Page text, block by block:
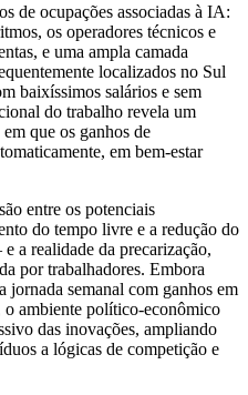
de ocupações associadas à IA:
os operadores técnicos e
e uma ampla camada
localizados no Sul
baixíssimos salários e sem
do trabalho revela um
que os ganhos de
em bem-estar
entre os potenciais
do tempo livre e a redução do
a realidade da precarização,
por trabalhadores. Embora
jornada semanal com ganhos em
ambiente político-econômico
das inovações, ampliando
a lógicas de competição e